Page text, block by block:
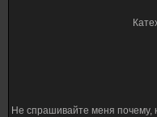
Не спрашивайте меня почему,